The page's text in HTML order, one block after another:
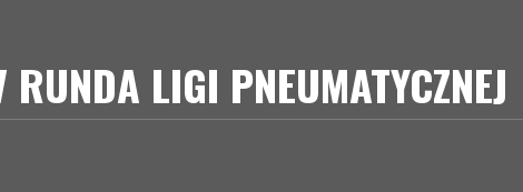
RUNDA LIGI PNEUMATYCZNEJ